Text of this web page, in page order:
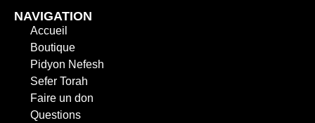
NAVIGATION
Accueil
Boutique
Pidyon Nefesh
Sefer Torah
Faire un don
Questions